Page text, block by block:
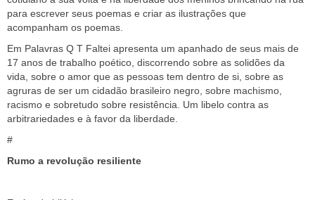
para escrever seus poemas e criar as ilustrações que
acompanham os poemas.
Em Palavras Q T Faltei apresenta um apanhado de seus mais de
17 anos de trabalho poético, discorrendo sobre as solidões da
vida, sobre o amor que as pessoas tem dentro de si, sobre as
agruras de ser um cidadão brasileiro negro, sobre machismo,
racismo e sobretudo sobre resistência. Um libelo contra as
arbitrariedades e à favor da liberdade.
#
Rumo a revolução resiliente